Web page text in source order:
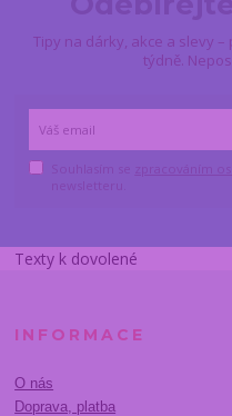
Tipy na dárky, akce a slevy
týdně.
Texty k dovolené
INFORMACE
O nás
Doprava, platba